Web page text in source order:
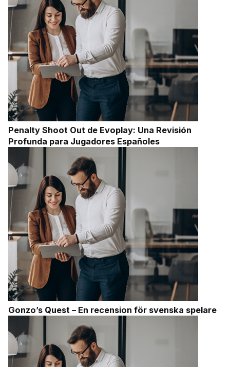
Penalty Shoot Out de Evoplay: Una Revisión
Profunda para Jugadores Españoles
Gonzo’s Quest – En recension för svenska spelare